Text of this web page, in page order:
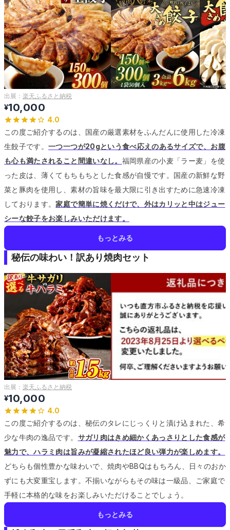
出展： 楽天ふるさと納税
¥10,000
4.0
この度ご紹介するのは、国産の厳選素材をふんだんに使用した冷凍
生餃子です。一つ一つが20gという食べ応えのあるサイズで、お腹
も心も満たされること間違いなし。 福岡県産の小麦「ラー麦」を使
った皮は、薄くてもちもちとした食感が自慢です。 国産の新鮮な野
菜と豚肉を使用し、素材の旨味を最大限に引き出すために急速冷凍
しております。家庭で簡単に焼くだけで、外はカリッと中はジュー
シーな餃子をお楽しみいただけます。
もっとみる
秘伝の味わい！訳あり焼肉セット
出展： 楽天ふるさと納税
¥10,000
4.0
この度ご紹介するのは、秘伝のタレにじっくりと漬け込まれた、希
少な牛肉の逸品です。 サガリ肉はきめ細かくあっさりとした食感が
魅力で、ハラミ肉は旨みが凝縮されたほど良い弾力が楽しめます。
どちらも個性豊かな味わいで、焼肉やBBQはもちろん、日々のおか
ずにも大変重宝します。 不揃いながらもその味は一級品、ご家庭で
手軽に本格的な味をお楽しみいただけることでしょう。
もっとみる